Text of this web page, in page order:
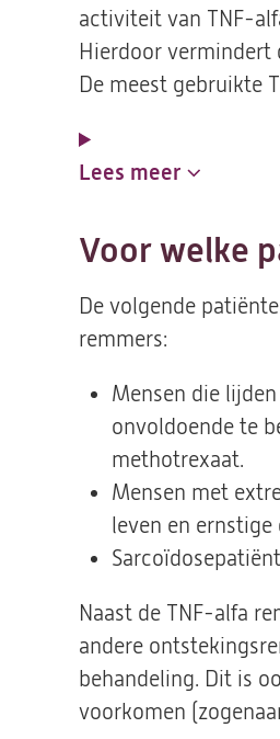
activiteit van TNF-
Hierdoor
De meest gebruikte
Lees meer
Voor welke
De volgende
remmers:
Mensen die
onvoldoende te
methotrexaat.
Mensen met
leven en
Naast de TNF-alfa
andere
behandeling. Dit is
voorkomen